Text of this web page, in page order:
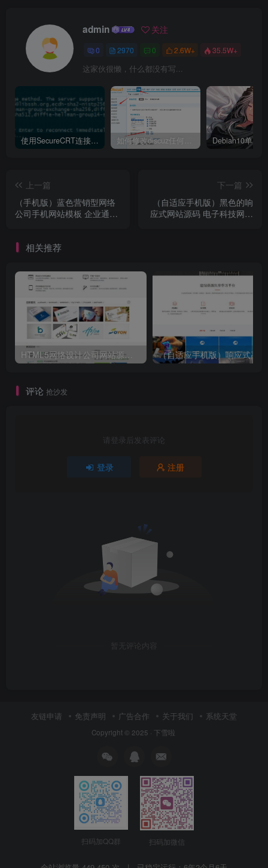
admin 关注
0 2970 0 2.6W+ 35.5W+
这家伙很懒，什么都没有写...
使用SecureCRT连接Ubuntu20.04报错：Key exchange failed. No compatible key exchange method. 如何修改discuz任何模板的编辑器默认字体类型和默认字体大小
上一篇
（手机版）蓝色营销型网络
公司手机网站模板 企业通用
下一篇
（自适应手机版）黑色的响
应式网站源码 电子科技网站
相关推荐
HTML5网络设计公司网站源码 织梦dedecms整站模板
评论 抢沙发
请登录后发表评论
登录 注册
暂无评论内容
友链申请 免责声明 广告合作 关于我们 系统天堂
Copyright © 2025 · 下雪啦
扫码加QQ群 扫码加微信